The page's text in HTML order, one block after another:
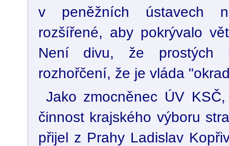
v peněžních ústavech
rozšířené, aby pokrývalo
Není divu, že prostých
rozhořčení, že je vláda
Jako zmocněnec ÚV
činnost krajského výboru
přijel z Prahy Ladislav